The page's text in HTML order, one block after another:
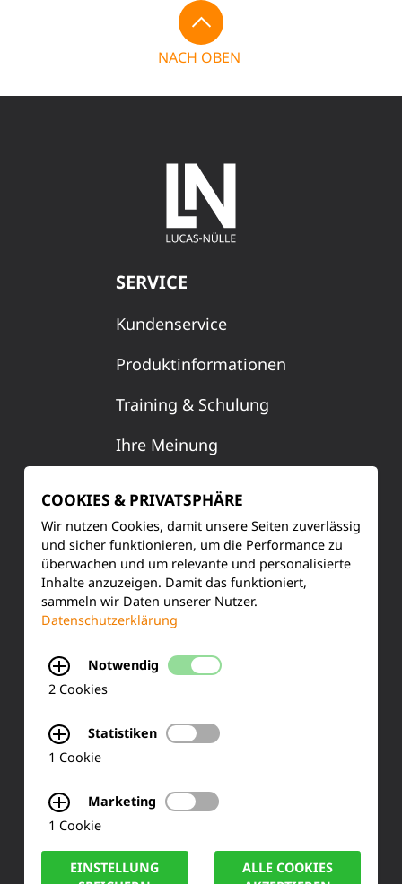
NACH OBEN
SERVICE
Kundenservice
Produktinformationen
Training & Schulung
Ihre Meinung
KONTAKT
Siemensstraße 2
Tel.: +49 (0) 2273-567 0
Fax: +49 (0) 2273 567 30
COOKIES & PRIVATSPHÄRE
Wir nutzen Cookies, damit unsere Seiten zuverlässig
und sicher funktionieren, um die Performance zu
überwachen und um relevante und personalisierte
Inhalte anzuzeigen. Damit das funktioniert,
sammeln wir Daten unserer Nutzer.
Datenschutzerklärung
Notwendig
2 Cookies
Statistiken
1 Cookie
Marketing
1 Cookie
EINSTELLUNG
ALLE COOKIES